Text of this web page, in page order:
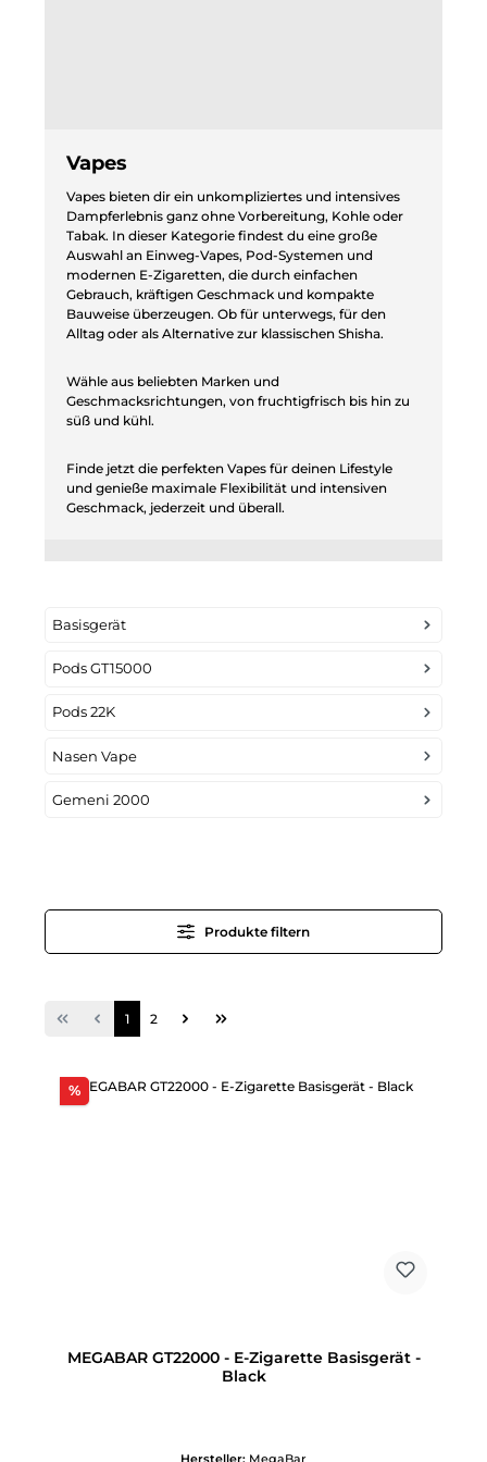
Vapes
Vapes bieten dir ein unkompliziertes und intensives
Dampferlebnis ganz ohne Vorbereitung, Kohle oder
Tabak. In dieser Kategorie findest du eine große
Auswahl an Einweg-Vapes, Pod-Systemen und
modernen E-Zigaretten, die durch einfachen
Gebrauch, kräftigen Geschmack und kompakte
Bauweise überzeugen. Ob für unterwegs, für den
Alltag oder als Alternative zur klassischen Shisha.
Wähle aus beliebten Marken und
Geschmacksrichtungen, von fruchtigfrisch bis hin zu
süß und kühl.
Finde jetzt die perfekten Vapes für deinen Lifestyle
und genieße maximale Flexibilität und intensiven
Geschmack, jederzeit und überall.
Basisgerät
Pods GT15000
Pods 22K
Nasen Vape
Gemeni 2000
Produkte filtern
Seite
1 Seite
2
%Rabatt
MEGABAR GT22000 - E-Zigarette Basisgerät -
Black
Hersteller: MegaBar